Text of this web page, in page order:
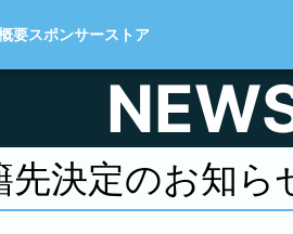
要スポンサーストア
先決定のお知ら